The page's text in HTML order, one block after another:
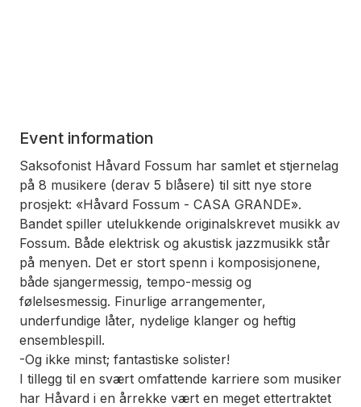
Event information
Saksofonist Håvard Fossum har samlet et stjernelag
på 8 musikere (derav 5 blåsere) til sitt nye store
prosjekt: «Håvard Fossum - CASA GRANDE».
Bandet spiller utelukkende originalskrevet musikk av
Fossum. Både elektrisk og akustisk jazzmusikk står
på menyen. Det er stort spenn i komposisjonene,
både sjangermessig, tempo-messig og
følelsesmessig. Finurlige arrangementer,
underfundige låter, nydelige klanger og heftig
ensemblespill.
-Og ikke minst; fantastiske solister!
I tillegg til en svært omfattende karriere som musiker
har Håvard i en årrekke vært en meget ettertraktet